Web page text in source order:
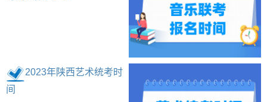
2023年陕西艺术统考时
间